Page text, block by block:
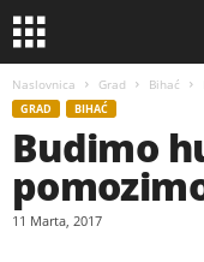
Naslovnica Grad Bihać
GRAD BIHAĆ
Budimo
11 Marta, 2017